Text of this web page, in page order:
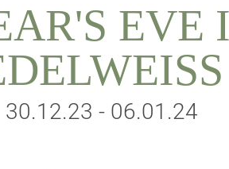
EVE
30.12.23 - 06.01.24